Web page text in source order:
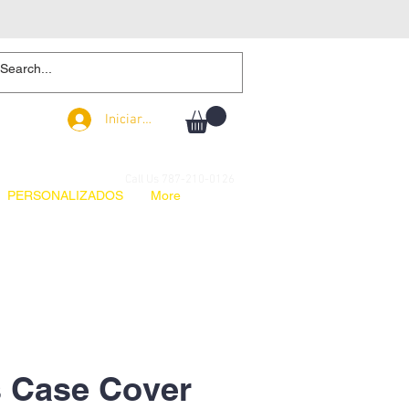
Iniciar sesión
PERSONALIZADOS More
Cover